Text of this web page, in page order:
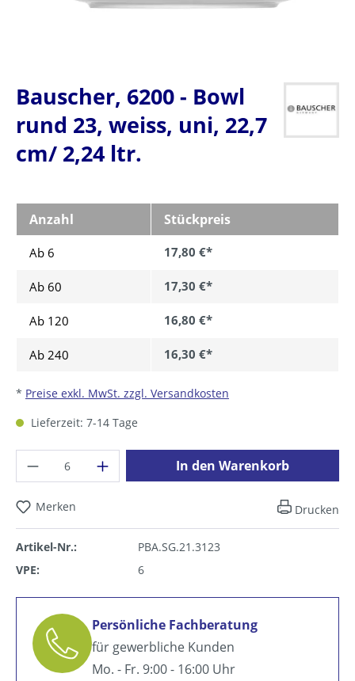
Bauscher, 6200 - Bowl
rund 23, weiss, uni, 22,7
cm/ 2,24 ltr.
Anzahl Stückpreis
Ab 6 17,80 €*
Ab 60 17,30 €*
Ab 120 16,80 €*
Ab 240 16,30 €*
* Preise exkl. MwSt. zzgl. Versandkosten
Lieferzeit: 7-14 Tage
Produkt Anzahl: Gib den gewünschten
In den Warenkorb
Merken Drucken
Artikel-Nr.:
PBA.SG.21.3123
VPE:
6
Persönliche Fachberatung
für gewerbliche Kunden
Mo. - Fr. 9:00 - 16:00 Uhr